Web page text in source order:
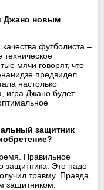
Джано новым
футболиста –
мячи говорят, что
предвидел
настолько
игра Джано будет
защитник
Правильное
защитника. Это надо
травму. Правда,
защитником.